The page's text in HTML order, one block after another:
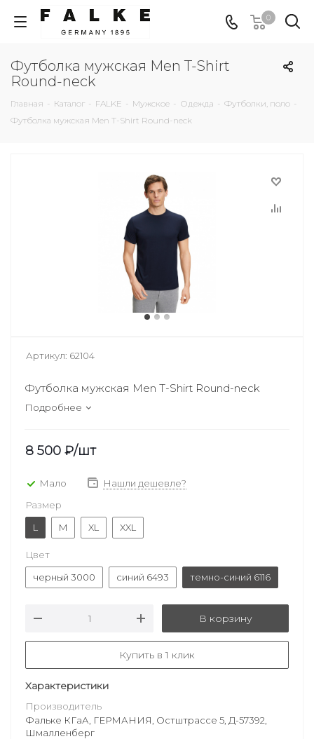
0
Футболка мужская Men T-Shirt
Round-neck
Главная - Каталог - FALKE - Мужское - Одежда - Футболки, поло -
Футболка мужская Men T-Shirt Round-neck
Артикул: 62104
Футболка мужская Men T-Shirt Round-neck
Подробнее
8 500 ₽/шт
Мало
Нашли дешевле?
Размер
L
M XL XXL
Цвет
черный 3000
синий 6493 темно-синий 6116
В корзину
Купить в 1 клик
Характеристики
Производитель
Фальке КГаА, ГЕРМАНИЯ, Остштрассе 5, Д-57392,
Шмалленберг